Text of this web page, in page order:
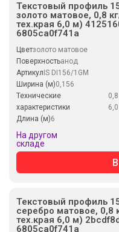
Текстовый профиль
золото матовое, 0,8
тех.края 6,0 м)
6805ca0f741a
Цветзолото матовое
Поверхностьанод
Артикул IS DI156/1GM
Ширина (м)0,156
Технические
характеристики
Длина (м)6
На другом
складе
Текстовый профиль
серебро матовое, 0,8
тех.края 6,0 м)
6805ca0f741a